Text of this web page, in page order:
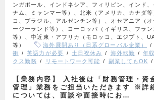
ンガポール、インドネシア、フィリピン、インド
ナム、ミャンマー等）、北米（アメリカ、カナダ
コ、ブラジル、アルゼンチン等）、オセアニア（オ
ージーランド等）、ヨーロッパ（イギリス、フラ
等）、中近東・アフリカ（モロッコ、エジプト、
等）
海外展開あり（日系グローバル企業）
衝
英語力が必要 土日祝休み 海外転勤 年
クス勤務
リモートワーク可能 副業してもOK
【業務内容】 入社後は「財務管理・資
管理」業務をご担当いただきます ※詳
については、面談や面接時にお…